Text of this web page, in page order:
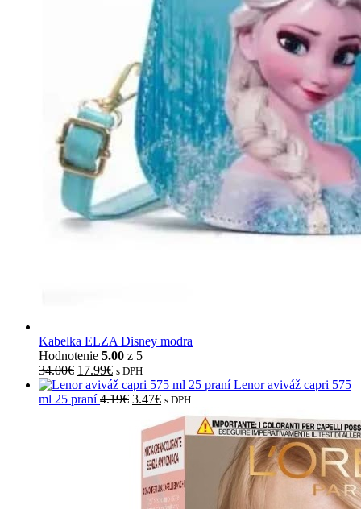
Kabelka ELZA Disney modra
Hodnotenie 5.00 z 5
34.00€ 17.99€ s DPH
Lenor aviváž capri 575
ml 25 praní4.19€ 3.47€ s DPH